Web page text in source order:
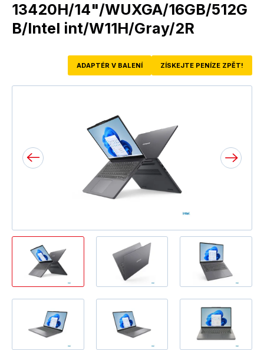
13420H/14"/WUXGA/16GB/512G
B/Intel int/W11H/Gray/2R
ADAPTÉR V BALENÍ ZÍSKEJTE PENÍZE ZPĚT!